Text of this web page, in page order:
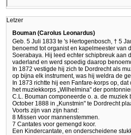
Letzer
Bouman (Carolus Leonardus)
Geb. 5 Juli 1833 te 's Hertogenbosch, † 5
benoemd tot organist en kapelmeester van
Soerabaya. Hij leed echter schipbreuk aan
vaderland en werd spoedig daarop
In 1872 vestigde hij zich te Dordrecht als
op bijna elk instrument, was hij weldra de
In 1873 richtte hij een Fanfare-korps op,
het muziekkorps „Wilhelmina" der
C.L. Bouman componeerde o. a. de
October 1888 in „Kunstmin" te Dordrecht
Voorts zijn van zijn hand:
8 Missen voor mannenstemmen.
7 Cantates voor gemengd koor.
Een Kindercantate, en onderscheidene